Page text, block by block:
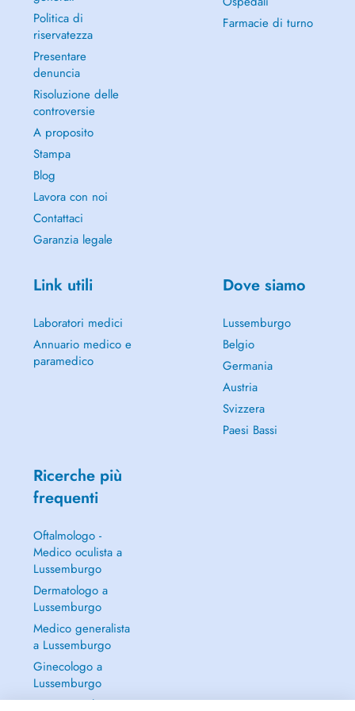
Politica di
riservatezza
Presentare
denuncia
Risoluzione delle
controversie
A proposito
Stampa
Blog
Lavora con noi
Contattaci
Garanzia legale
Farmacie di turno
Link utili
Laboratori medici
Annuario medico e
paramedico
Dove siamo
Lussemburgo
Belgio
Germania
Austria
Svizzera
Paesi Bassi
Ricerche più
frequenti
Oftalmologo -
Medico oculista a
Lussemburgo
Dermatologo a
Lussemburgo
Medico generalista
a Lussemburgo
Ginecologo a
Lussemburgo
Continua a leggere